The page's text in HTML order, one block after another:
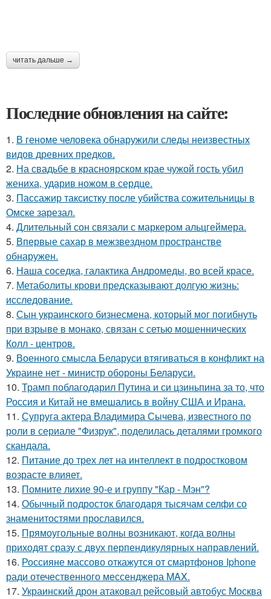
читать дальше →
Последние обновления на сайте:
1. В геноме человека обнаружили следы неизвестных
видов древних предков.
2. На свадьбе в красноярском крае чужой гость убил
жениха, ударив ножом в сердце.
3. Пассажир таксистку после убийства сожительницы в
Омске зарезал.
4. Длительный сон связали с маркером альцгеймера.
5. Впервые сахар в межзвездном пространстве
обнаружен.
6. Наша соседка, галактика Андромеды, во всей красе.
7. Метаболиты крови предсказывают долгую жизнь:
исследование.
8. Сын украинского бизнесмена, который мог погибнуть
при взрыве в монако, связан с сетью мошеннических
Колл - центров.
9. Военного смысла Беларуси втягиваться в конфликт на
Украине нет - министр обороны Беларуси.
10. Трамп поблагодарил Путина и си цзиньпина за то, что
Россия и Китай не вмешались в войну США и Ирана.
11. Супруга актера Владимира Сычева, известного по
роли в сериале "Физрук", поделилась деталями громкого
скандала.
12. Питание до трех лет на интеллект в подростковом
возрасте влияет.
13. Помните лихие 90-е и группу "Кар - Мэн"?
14. Обычный подросток благодаря тысячам селфи со
знаменитостями прославился.
15. Прямоугольные волны возникают, когда волны
приходят сразу с двух перпендикулярных направлений.
16. Россияне массово откажутся от смартфонов Iphone
ради отечественного мессенджера MAX.
17. Украинский дрон атаковал рейсовый автобус Москва